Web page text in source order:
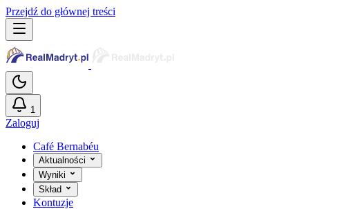
Przejdź do głównej treści
1
Zaloguj
Café Bernabéu
Aktualności
Wyniki
Skład
Kontuzje